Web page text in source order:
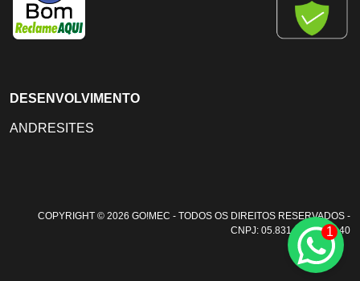
DESENVOLVIMENTO
ANDRESITES
COPYRIGHT © 2026 GO!MEC - TODOS OS DIREITOS RESERVADOS -
CNPJ: 05.831.108/0001-40
1